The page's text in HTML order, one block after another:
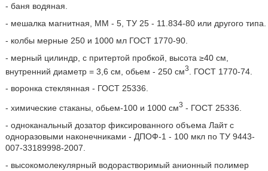
- баня водяная.
- мешалка магнитная, ММ - 5, ТУ 25 - 11.834-80 или другого типа.
- колбы мерные 250 и 1000 мл ГОСТ 1770-90.
- мерный цилиндр, с притертой пробкой, высота ≥40 см,
внутренний диаметр = 3,6 см, обьем - 250 см3
. ГОСТ 1770-74.
- воронка стеклянная - ГОСТ 25336.
- химические стаканы, обьем-100 и 1000 см3 - ГОСТ 25336.
- одноканальный дозатор фиксированного объема Лайт с
одноразовыми наконечниками - ДПОФ-1 - 100 мкл по ТУ 9443-
007-33189998-2007.
- высокомолекулярный водорастворимый анионный полимер